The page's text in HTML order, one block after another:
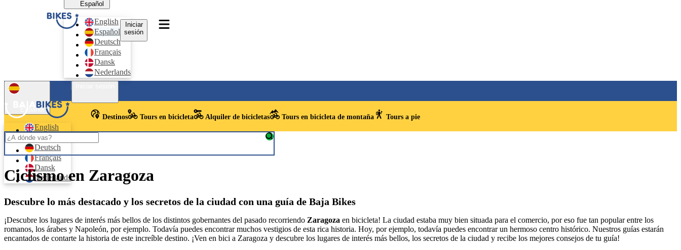
Español
English
Español
Deutsch
Français
Dansk
Nederlands
Iniciar
sesión
Español
English
Español
Deutsch
Français
Dansk
Nederlands
Destinos Tours en bicicleta Alquiler de bicicletas Tours en bicicleta de montaña Tours a pie
Ciclismo en Zaragoza
Descubre lo más destacado y los secretos de la ciudad con una guía de Baja Bikes
¡Descubre los lugares de interés más bellos de los distintos gobernantes del pasado recorriendo Zaragoza en bicicleta! La ciudad estaba muy bien situada para el comercio, por eso fue tan popular entre los
romanos, los árabes y Napoleón, por ejemplo. Todavía puedes encontrar muchos vestigios de esta rica historia. Hoy, por ejemplo, todavía puedes encontrar un hermoso centro histórico. Nuestros guías estarán
encantados de contarte la historia de este increíble destino. ¡Ven en bici a Zaragoza y descubre los lugares de interés más bellos, los secretos de la ciudad y recibe los mejores consejos de tu guía!